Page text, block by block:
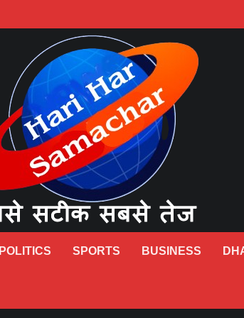
POLITICS SPORTS BUSINESS